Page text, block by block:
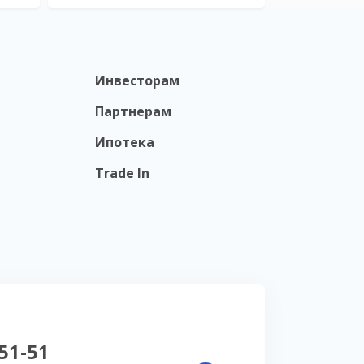
Инвесторам
Партнерам
Ипотека
Trade In
51